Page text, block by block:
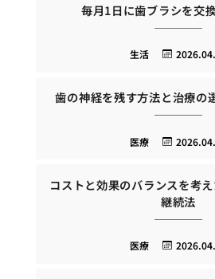
毎月1日に歯ブラシを交
生活
歯の神経を残す方法と治療の
医療
コストと効果のバランスを考
継続法
医療